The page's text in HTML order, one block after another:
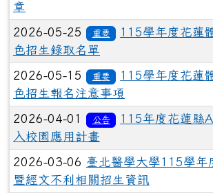
章
2026-05-25 重要
115學年度花蓮
色招生錄取名單
2026-05-15 重要
115學年度花蓮
色招生報名注意事項
2026-04-01 公告
115年度花蓮縣
入校園應用計畫
2026-03-06 臺北醫學大學115學年
暨經文不利相關招生資訊